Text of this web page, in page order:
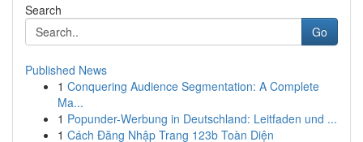
Search
Go
Published News
1 Conquering Audience Segmentation: A Complete
Ma...
1 Popunder-Werbung in Deutschland: Leitfaden und ...
1 Cách Đăng Nhập Trang 123b Toàn Diện